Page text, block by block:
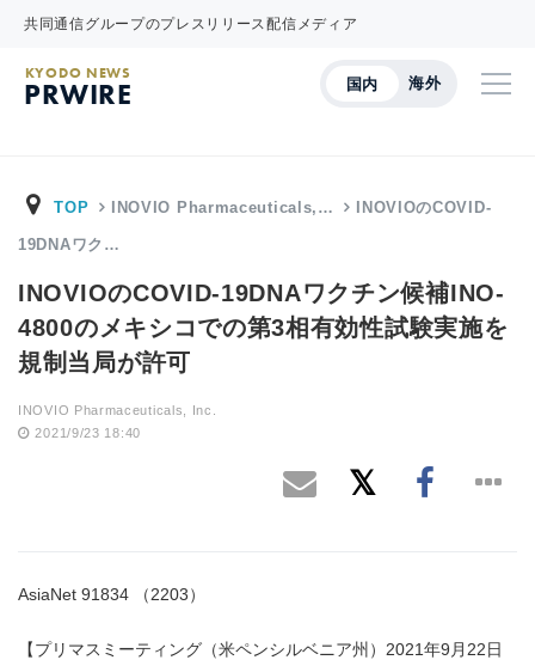
共同通信グループのプレスリリース配信メディア
国内 海外
KYODO NEWS
PRWIRE
TOP INOVIO Pharmaceuticals,… INOVIOのCOVID-
19DNAワク…
INOVIOのCOVID-19DNAワクチン候補INO-
4800のメキシコでの第3相有効性試験実施を
規制当局が許可
INOVIO Pharmaceuticals, Inc.
2021/9/23 18:40
AsiaNet 91834 （2203）
【プリマスミーティング（米ペンシルベニア州）2021年9月22日